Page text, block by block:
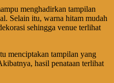
menghadirkan tampilan
Selain itu, warna hitam mudah
sehingga venue terlihat
menciptakan tampilan yang
hasil penataan terlihat